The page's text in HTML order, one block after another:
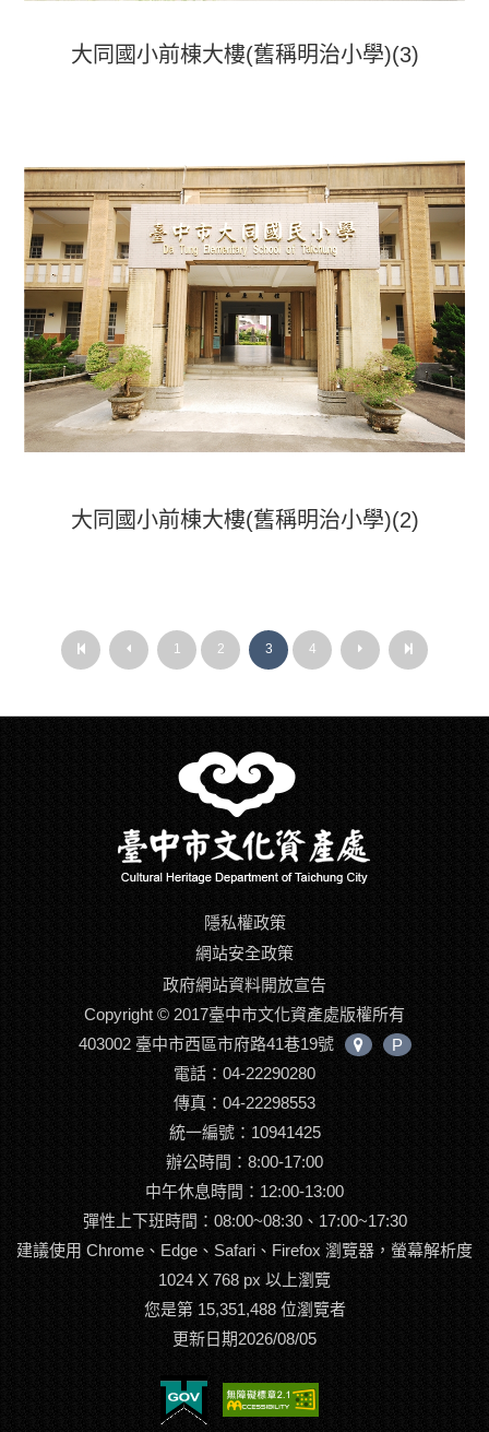
大同國小前棟大樓(舊稱明治小學)(3)
大同國小前棟大樓(舊稱明治小學)(2)
第
一
第
一
頁
上
一
上
頁
1 2 3 4
下
一
下
一
頁
最
後
最
後
一
隱私權政策
網站安全政策
政府網站資料開放宣告
Copyright © 2017臺中市文化資產處版權所有
403002 臺中市西區市府路41巷19號
中
P
電話：04-22290280
傳真：04-22298553
統一編號：10941425
辦公時間：8:00-17:00
中午休息時間：12:00-13:00
彈性上下班時間：08:00~08:30、17:00~17:30
建議使用 Chrome、Edge、Safari、Firefox 瀏覽器，螢幕解析度
1024 X 768 px 以上瀏覽
您是第 15,351,488 位瀏覽者
更新日期2026/08/05